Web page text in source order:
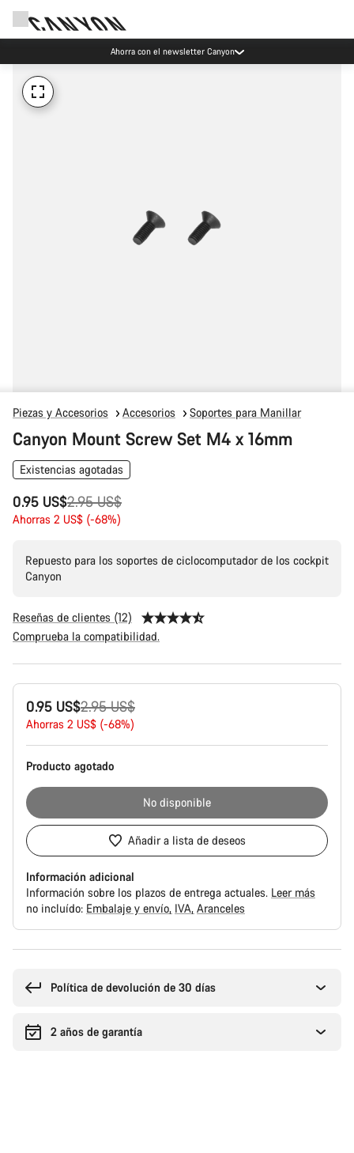
Ahorra con el newsletter Canyon
Piezas y Accesorios Accesorios Soportes para Manillar
Canyon Mount Screw Set M4 x 16mm
Existencias agotadas
0.95 US$
Precio
original
2.95 US$
Ahorras 2 US$ (-68%)
Repuesto para los soportes de ciclocomputador de los cockpit
Canyon
Reseñas de clientes (12)
Comprueba la compatibilidad.
Configuración
producto
0.95 US$
Precio
original
2.95 US$
Ahorras 2 US$ (-68%)
Producto agotado
No disponible
Añadir a lista de deseos
Información adicional
Información sobre los plazos de entrega actuales. Leer más
no incluído: Embalaje y envío IVA Aranceles
compra
Política de devolución de 30 días
2 años de garantía